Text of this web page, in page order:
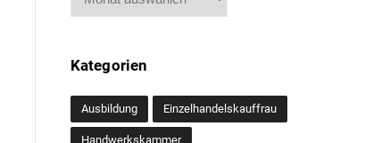
Kategorien
Ausbildung Einzelhandelskauffrau
Handwerkskammer